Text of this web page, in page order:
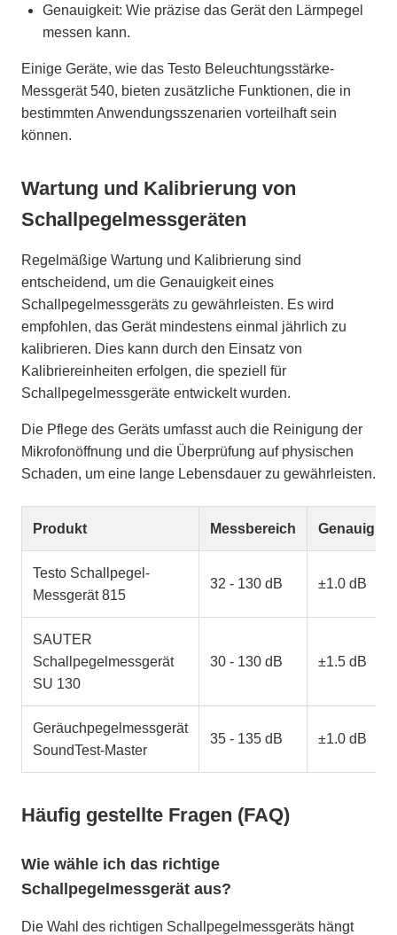
Genauigkeit: Wie präzise das Gerät den Lärmpegel
messen kann.
Einige Geräte, wie das Testo Beleuchtungsstärke-
Messgerät 540, bieten zusätzliche Funktionen, die in
bestimmten Anwendungsszenarien vorteilhaft sein
können.
Wartung und Kalibrierung von
Schallpegelmessgeräten
Regelmäßige Wartung und Kalibrierung sind
entscheidend, um die Genauigkeit eines
Schallpegelmessgeräts zu gewährleisten. Es wird
empfohlen, das Gerät mindestens einmal jährlich zu
kalibrieren. Dies kann durch den Einsatz von
Kalibriereinheiten erfolgen, die speziell für
Schallpegelmessgeräte entwickelt wurden.
Die Pflege des Geräts umfasst auch die Reinigung der
Mikrofonöffnung und die Überprüfung auf physischen
Schaden, um eine lange Lebensdauer zu gewährleisten.
Produkt Messbereich
Testo Schallpegel-
Messgerät 815
32 - 130 dB ±1.0 dB
SAUTER
Schallpegelmessgerät
SU 130
30 - 130 dB ±1.5 dB
Geräuchpegelmessgerät
SoundTest-Master
35 - 135 dB ±1.0 dB
Häufig gestellte Fragen (FAQ)
Wie wähle ich das richtige
Schallpegelmessgerät aus?
Die Wahl des richtigen Schallpegelmessgeräts hängt